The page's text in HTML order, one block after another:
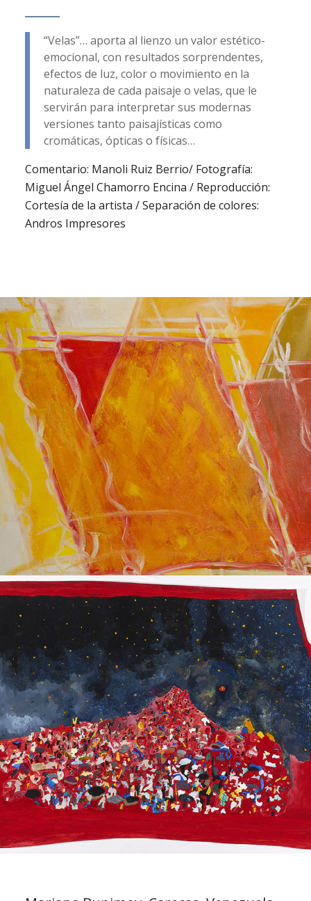
“Velas”… aporta al lienzo un valor estético-
emocional, con resultados sorprendentes,
efectos de luz, color o movimiento en la
naturaleza de cada paisaje o velas, que le
servirán para interpretar sus modernas
versiones tanto paisajísticas como
cromáticas, ópticas o físicas…
Comentario: Manoli Ruiz Berrio/ Fotografía:
Miguel Ángel Chamorro Encina / Reproducción:
Cortesía de la artista / Separación de colores:
Andros Impresores